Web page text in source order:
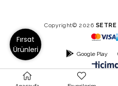
Copyright© 2026 SETRE
Google Play
Fırsat
Ürünleri